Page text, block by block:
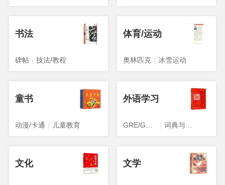
书法
碑帖 | 技法/教程
体育/运动
奥林匹克 | 冰雪运动
童书
动漫/卡通 | 儿童教育
外语学习
| 词典与工具书
文化 文学